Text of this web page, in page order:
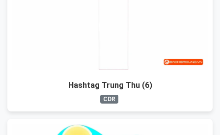
Hashtag Trung Thu (6)
CDR